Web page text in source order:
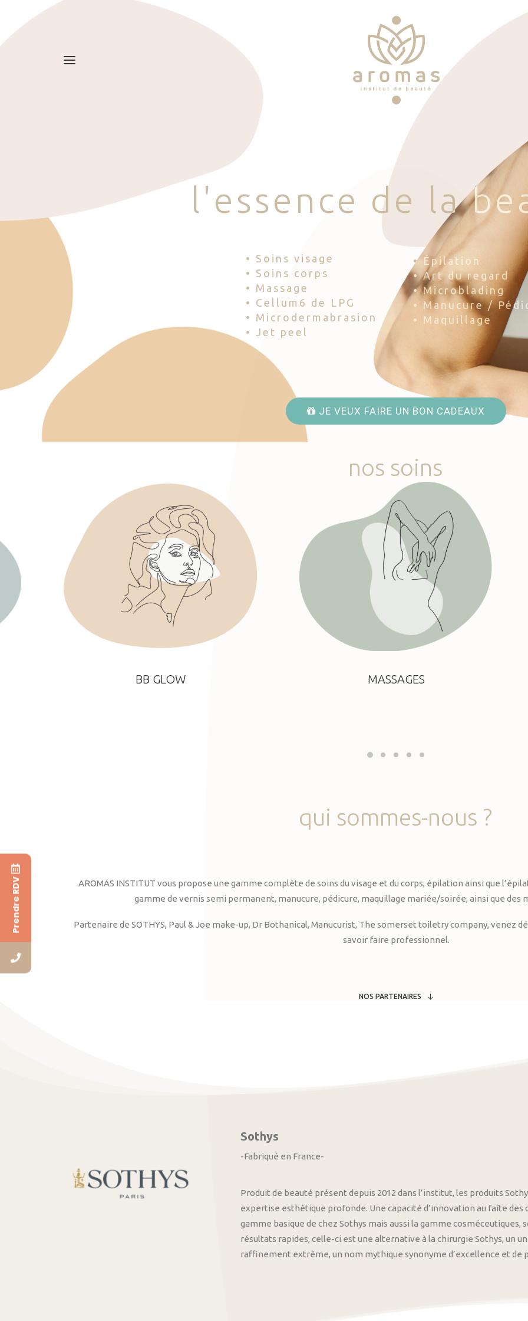
l 'esse nce d e la be
• Soins visage
• Soins corps
• Massage
• Cellum6 de LPG
• Microdermabrasion
• Jet peel
• Épilation
• Art du regard
• Microblading
• Manucure /
• Maquillage
JE VEUX FAIRE UN BON CADEAUX
nos soins
BB GLOW MASSAGES
qui sommes-nous ?
AROMAS INSTITUT vous propose une gamme complète de soins du visage et du corps, épilation ainsi que
gamme de vernis semi permanent, manucure, pédicure, maquillage mariée/soirée, ainsi que des
Partenaire de SOTHYS, Paul & Joe make-up, Dr Bothanical, Manucurist, The somerset toiletry company, venez
savoir faire professionnel.
NOS PARTENAIRES
Sothys
-Fabriqué en France-
Produit de beauté présent depuis 2012 dans l’institut, les produits
expertise esthétique profonde. Une capacité d’innovation au faîte
gamme basique de chez Sothys mais aussi la gamme
résultats rapides, celle-ci est une alternative à la chirurgie Sothys, un
raffinement extrême, un nom mythique synonyme d’excellence et de
Prendre RDV